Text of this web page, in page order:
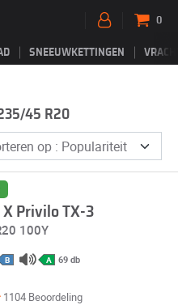
SNEEUWKETTINGEN
0
45 R20
Privilo TX-3
100Y
B A 69 db
1104 Beoordeling